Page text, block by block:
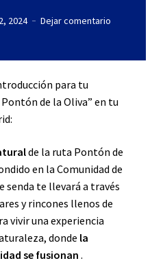
2024 Dejar comentario
para tu
de la Oliva” en tu
de la ruta Pontón de
en la Comunidad de
senda te llevará a través
y rincones llenos de
vivir una experiencia
donde la
se fusionan .